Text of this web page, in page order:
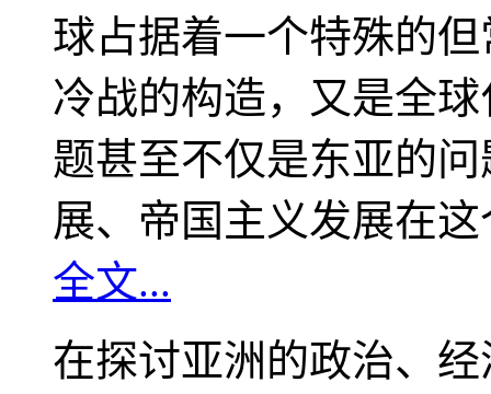
球占据着一个特殊的
冷战的构造，又是全
题甚至不仅是东亚的
展、帝国主义发展在
全文...
在探讨亚洲的政治、